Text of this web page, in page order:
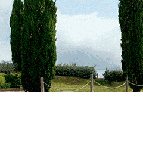
la venta de su calendario solidario